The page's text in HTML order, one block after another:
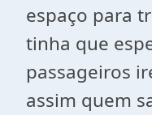
espaço para
tinha que
passageiros
assim quem